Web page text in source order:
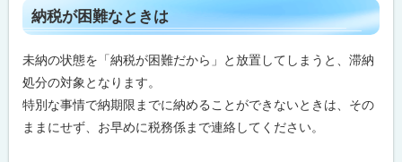
ト
ッ
プ
に
戻
る
納税が困難なときは
未納の状態を「納税が困難だから」と放置してしまうと、滞納
処分の対象となります。
特別な事情で納期限までに納めることができないときは、その
ままにせず、お早めに税務係まで連絡してください。